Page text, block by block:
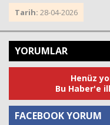
Tarih: 28-04-2026
YORUMLAR
Henüz
Bu Haber'e
FACEBOOK YORUM